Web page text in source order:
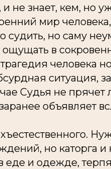
и не знает, кем,
мир
судить, но саму
в
человека
ситуация,
Судья не прячет
объявляет
но каторга
еде и одежде,